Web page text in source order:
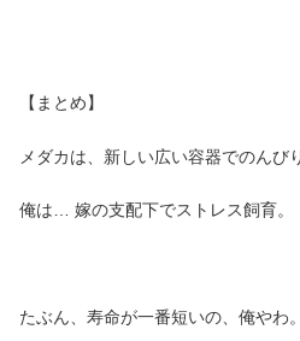
【まとめ】
メダカは、新しい広い容器でのんび
俺は… 嫁の支配下でストレス飼育。
たぶん、寿命が一番短いの、俺やわ